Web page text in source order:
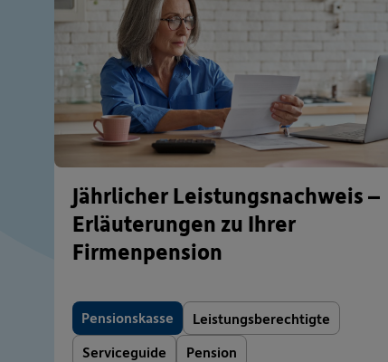
Jährlicher Leistungsnachweis –
Erläuterungen zu Ihrer
Firmenpension
Pensionskasse
Leistungsberechtigte
Serviceguide
Pension